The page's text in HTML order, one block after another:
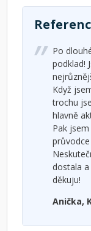
Po
podklad!
Když
trochu
hlavně
Pak
průvodce
dostala
děkuju!
Anička,